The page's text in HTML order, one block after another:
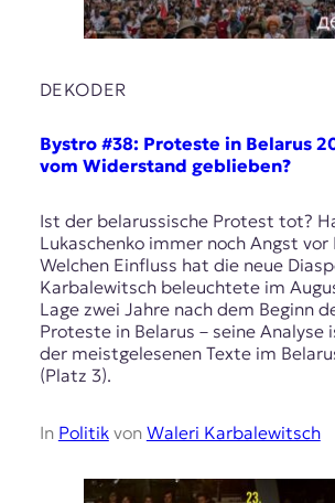
DEKODER
Bystro #38: Proteste in Belarus
vom Widerstand geblieben?
Ist der belarussische Protest tot?
Lukaschenko immer noch Angst vor
Welchen Einfluss hat die neue
Karbalewitsch beleuchtete im
Lage zwei Jahre nach dem Beginn
Proteste in Belarus – seine Analyse
der meistgelesenen Texte im
(Platz 3).
In Politikvon Waleri Karbalewitsch